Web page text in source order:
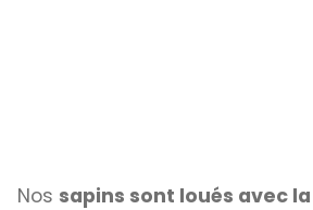
Nos sapins sont loués avec